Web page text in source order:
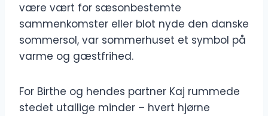
være vært for sæsonbestemte
sammenkomster eller blot nyde den danske
sommersol, var sommerhuset et symbol på
varme og gæstfrihed.
For Birthe og hendes partner Kaj rummede
stedet utallige minder – hvert hjørne